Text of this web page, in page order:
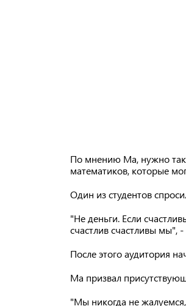
По мнению Ма, нужно
математиков, которые
Один из студентов
"Не деньги. Если
счастлив счастливы мы",
После этого аудитория
Ма призвал
"Мы никогда не